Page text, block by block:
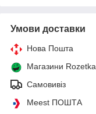
Умови доставки
Нова Пошта
Магазини Rozetka
Самовивіз
Meest ПОШТА